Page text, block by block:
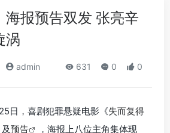
海报预告双发 张亮辛
涡
admin 631 0 0
日，喜剧犯罪悬疑电影《失而复得
及预告
，海报上八位主角集体现